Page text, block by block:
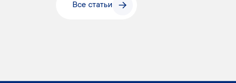
Все статьи